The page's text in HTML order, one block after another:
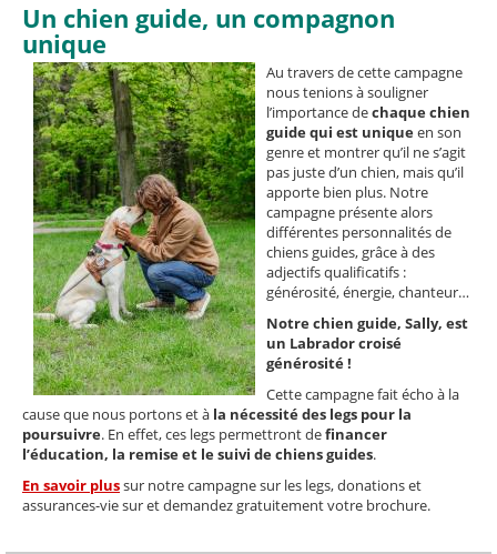
Un chien guide, un compagnon
unique
Au travers de cette campagne
nous tenions à souligner
l’importance dechaque chien
guide qui est uniqueen son
genre et montrer qu’il ne s’agit
pas juste d’un chien, mais qu’il
apporte bien plus. Notre
campagne présente alors
différentes personnalités de
chiens guides, grâce à des
adjectifs qualificatifs :
générosité, énergie, chanteur…
Notre chien guide, Sally, est
un Labrador croisé
générosité !
Cette campagne fait écho à la
cause que nous portons et à la nécessité des legs pour la
poursuivre. En effet, ces legs permettront definancer
l’éducation, la remise et le suivi de chiens guides.
En savoir plussur notre campagne sur les legs, donations et
assurances-vie sur et demandez gratuitement votre brochure.